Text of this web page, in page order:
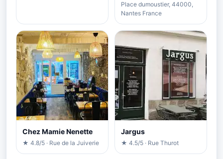
Place dumoustier, 44000,
Nantes France
Chez Mamie Nenette
★ 4.8/5 · Rue de la Juiverie
Jargus
★ 4.5/5 · Rue Thurot